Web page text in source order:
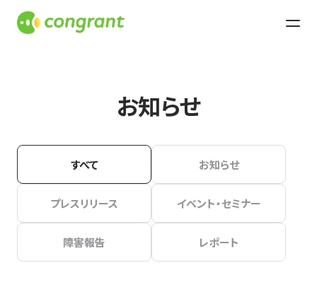
お知らせ
すべて お知らせ
プレスリリース イベント・セミナー
障害報告 レポート